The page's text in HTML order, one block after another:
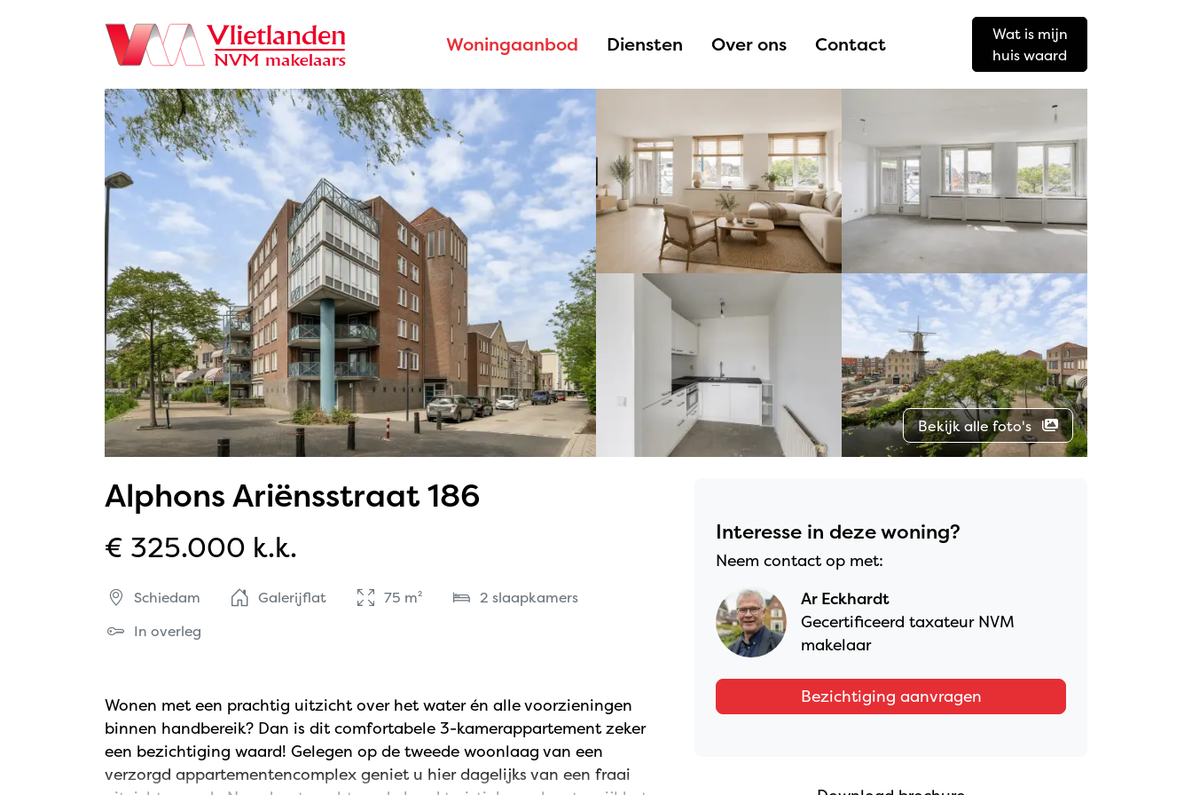
Navigation Woningaanbod Diensten Over ons Contact
Wat is mijn
huis waard
Bekijk alle foto's
Alphons Ariënsstraat 186
€ 325.000 k.k.
Schiedam Galerijflat 75 m²
2 slaapkamers
In overleg
Wonen met een prachtig uitzicht over het water én alle voorzieningen
binnen handbereik? Dan is dit comfortabele 3-kamerappartement zeker
een bezichtiging waard! Gelegen op de tweede woonlaag van een
verzorgd appartementencomplex geniet u hier dagelijks van een fraai
Interesse in deze woning?
Neem contact op met:
Ar Eckhardt
Gecertificeerd taxateur NVM
makelaar
Bezichtiging aanvragen